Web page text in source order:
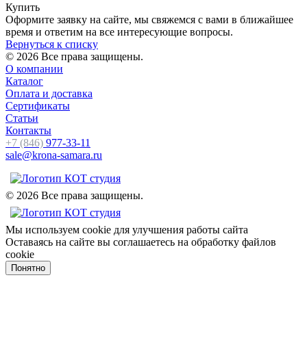
Купить
Оформите заявку на сайте, мы свяжемся с вами в ближайшее
время и ответим на все интересующие вопросы.
Вернуться к списку
© 2026 Все права защищены.
О компании
Каталог
Оплата и доставка
Сертификаты
Статьи
Контакты
+7 (846) 977-33-11
sale@krona-samara.ru
© 2026 Все права защищены.
Мы используем cookie для улучшения работы сайта
Оставаясь на сайте вы соглашаетесь на обработку файлов
cookie
Понятно